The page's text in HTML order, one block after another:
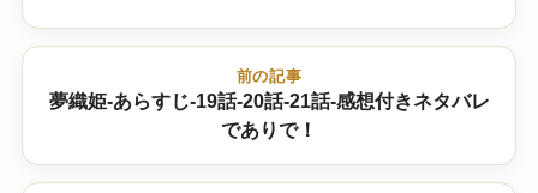
前の記事
夢織姫-あらすじ-19話-20話-21話-感想付きネタバレ
でありで！